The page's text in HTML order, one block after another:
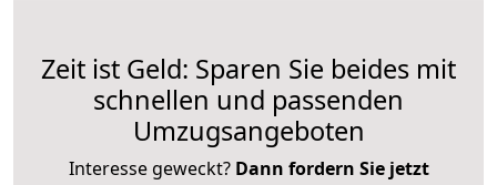
Zeit ist Geld: Sparen Sie beides mit
schnellen und passenden
Umzugsangeboten
Interesse geweckt? Dann fordern Sie jetzt